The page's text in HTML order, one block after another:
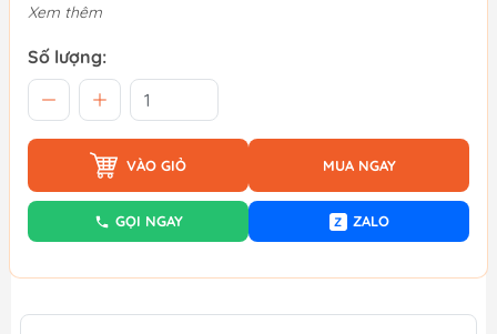
Xem thêm
Số lượng:
VÀO GIỎ MUA NGAY
GỌI NGAY Z ZALO